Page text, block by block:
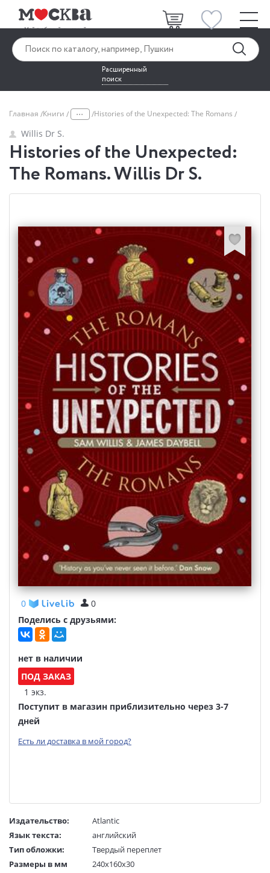
Расширенный
поиск
Главная Книги ... Histories of the Unexpected: The Romans
Willis Dr S.
Histories of the Unexpected:
The Romans. Willis Dr S.
0
0
Поделись с друзьями:
нет в наличии
ПОД ЗАКАЗ
1 экз.
Поступит в магазин приблизительно через 3-7
дней
Есть ли доставка в мой город?
Издательство:
Atlantic
Язык текста:
английский
Тип обложки:
Твердый переплет
Размеры в мм
240x160x30